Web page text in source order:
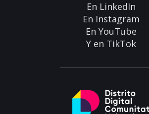
En LinkedIn
En Instagram
En YouTube
Y en TikTok